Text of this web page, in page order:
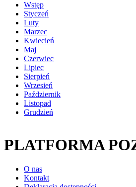
Wstęp
Styczeń
Luty
Marzec
Kwiecień
Maj
Czerwiec
Lipiec
Sierpień
Wrzesień
Październik
Listopad
Grudzień
PLATFORMA
O nas
Kontakt